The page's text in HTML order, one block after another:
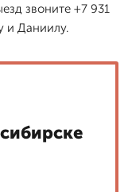
звоните +7 931
и Даниилу.